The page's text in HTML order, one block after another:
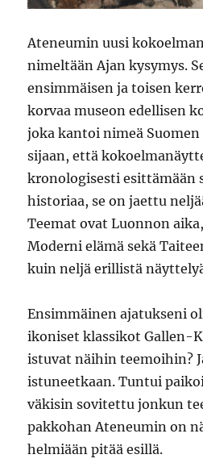
Ateneumin uusi
nimeltään Ajan kysymys.
ensimmäisen ja toisen
korvaa museon edellisen
joka kantoi nimeä
sijaan, että
kronologisesti esittämään
historiaa, se on jaettu
Teemat ovat Luonnon
Moderni elämä sekä
kuin neljä erillistä
Ensimmäinen ajatukseni
ikoniset klassikot Gallen-
istuvat näihin teemoihin?
istuneetkaan. Tuntui
väkisin sovitettu jonkun
pakkohan Ateneumin on
helmiään pitää esillä.